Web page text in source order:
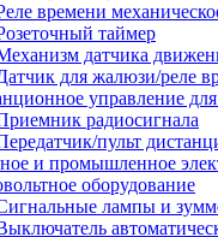
времени
таймер
датчика
для жалюзи/реле
управление
радиосигнала
пульт
и промышленное
оборудование
лампы и